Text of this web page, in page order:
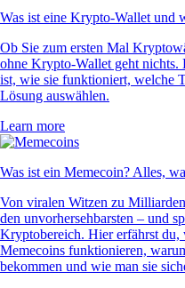
Was ist eine Krypto-Wallet und
Ob Sie zum ersten Mal
ohne Krypto-Wallet geht nichts.
ist, wie sie funktioniert, welche
Lösung auswählen.
Learn more
Was ist ein Memecoin? Alles,
Von viralen Witzen zu
den unvorhersehbarsten – und
Kryptobereich. Hier erfährst
Memecoins funktionieren,
bekommen und wie man sie